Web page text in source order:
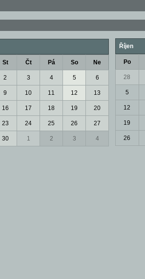
St Čt Pá So Ne
2 3 4 5 6
9 10 11 12 13
16 17 18 19 20
23 24 25 26 27
30 1 2 3 4
Říjen
Po
28
5
12
19
26